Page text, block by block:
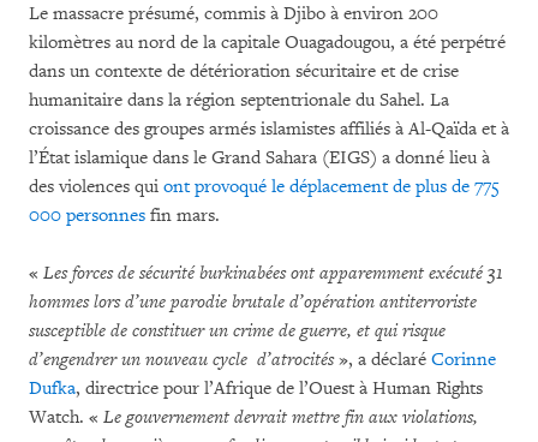
Le massacre présumé, commis à Djibo à environ 200
kilomètres au nord de la capitale Ouagadougou, a été perpétré
dans un contexte de détérioration sécuritaire et de crise
humanitaire dans la région septentrionale du Sahel. La
croissance des groupes armés islamistes affiliés à Al-Qaïda et à
l’État islamique dans le Grand Sahara (EIGS) a donné lieu à
des violences qui ont provoqué le déplacement de plus de 775
000 personnes fin mars.
« Les forces de sécurité burkinabées ont apparemment exécuté 31
hommes lors d’une parodie brutale d’opération antiterroriste
susceptible de constituer un crime de guerre, et qui risque
d’engendrer un nouveau cycle d’atrocités», a déclaré Corinne
Dufka, directrice pour l’Afrique de l’Ouest à Human Rights
Watch. « Le gouvernement devrait mettre fin aux violations,